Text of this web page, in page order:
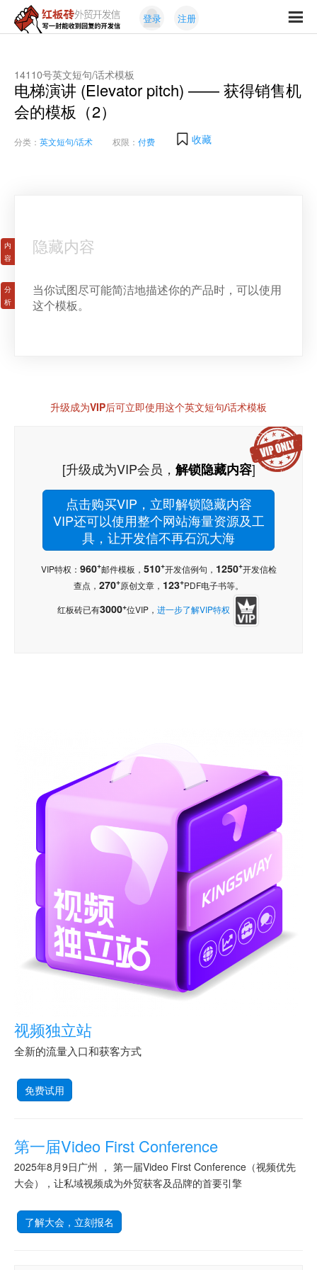
红
砖
外
贸
开
发
信
封
能
收
到
回
登录 注册
14110号英文短句/话术模板
电梯演讲 (Elevator pitch) —— 获得销售机
会的模板（2）
分类： 英文短句/话术 权限： 付费 收藏
隐藏内容
当你试图尽可能简洁地描述你的产品时，可以使用
这个模板。
升级成为VIP后可立即使用这个英文短句/话术模板
[升级成为VIP会员， 解锁隐藏内容]
点击购买VIP，立即解锁隐藏内容
VIP还可以使用整个网站海量资源及工
具，让开发信不再石沉大海
VIP特权： 960+邮件模板， 510+开发信例句， 1250+开发信检
查点， 270+原创文章， 123+PDF电子书等。
红板砖已有3000+位VIP， 进一步了解VIP特权
视频独立站
全新的流量入口和获客方式
免费试用
第一届Video First Conference
2025年8月9日广州 ， 第一届Video First Conference（视频优先
大会），让私域视频成为外贸获客及品牌的首要引擎
了解大会，立刻报名